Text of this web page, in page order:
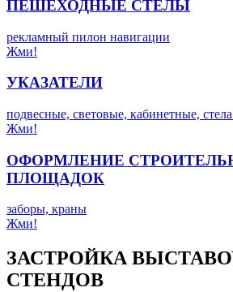
ПЕШЕХОДНЫЕ СТЕЛЫ
рекламный пилон навигации
Жми!
УКАЗАТЕЛИ
подвесные, световые, кабинетные,
Жми!
ОФОРМЛЕНИЕ
ПЛОЩАДОК
заборы, краны
Жми!
ЗАСТРОЙКА
СТЕНДОВ